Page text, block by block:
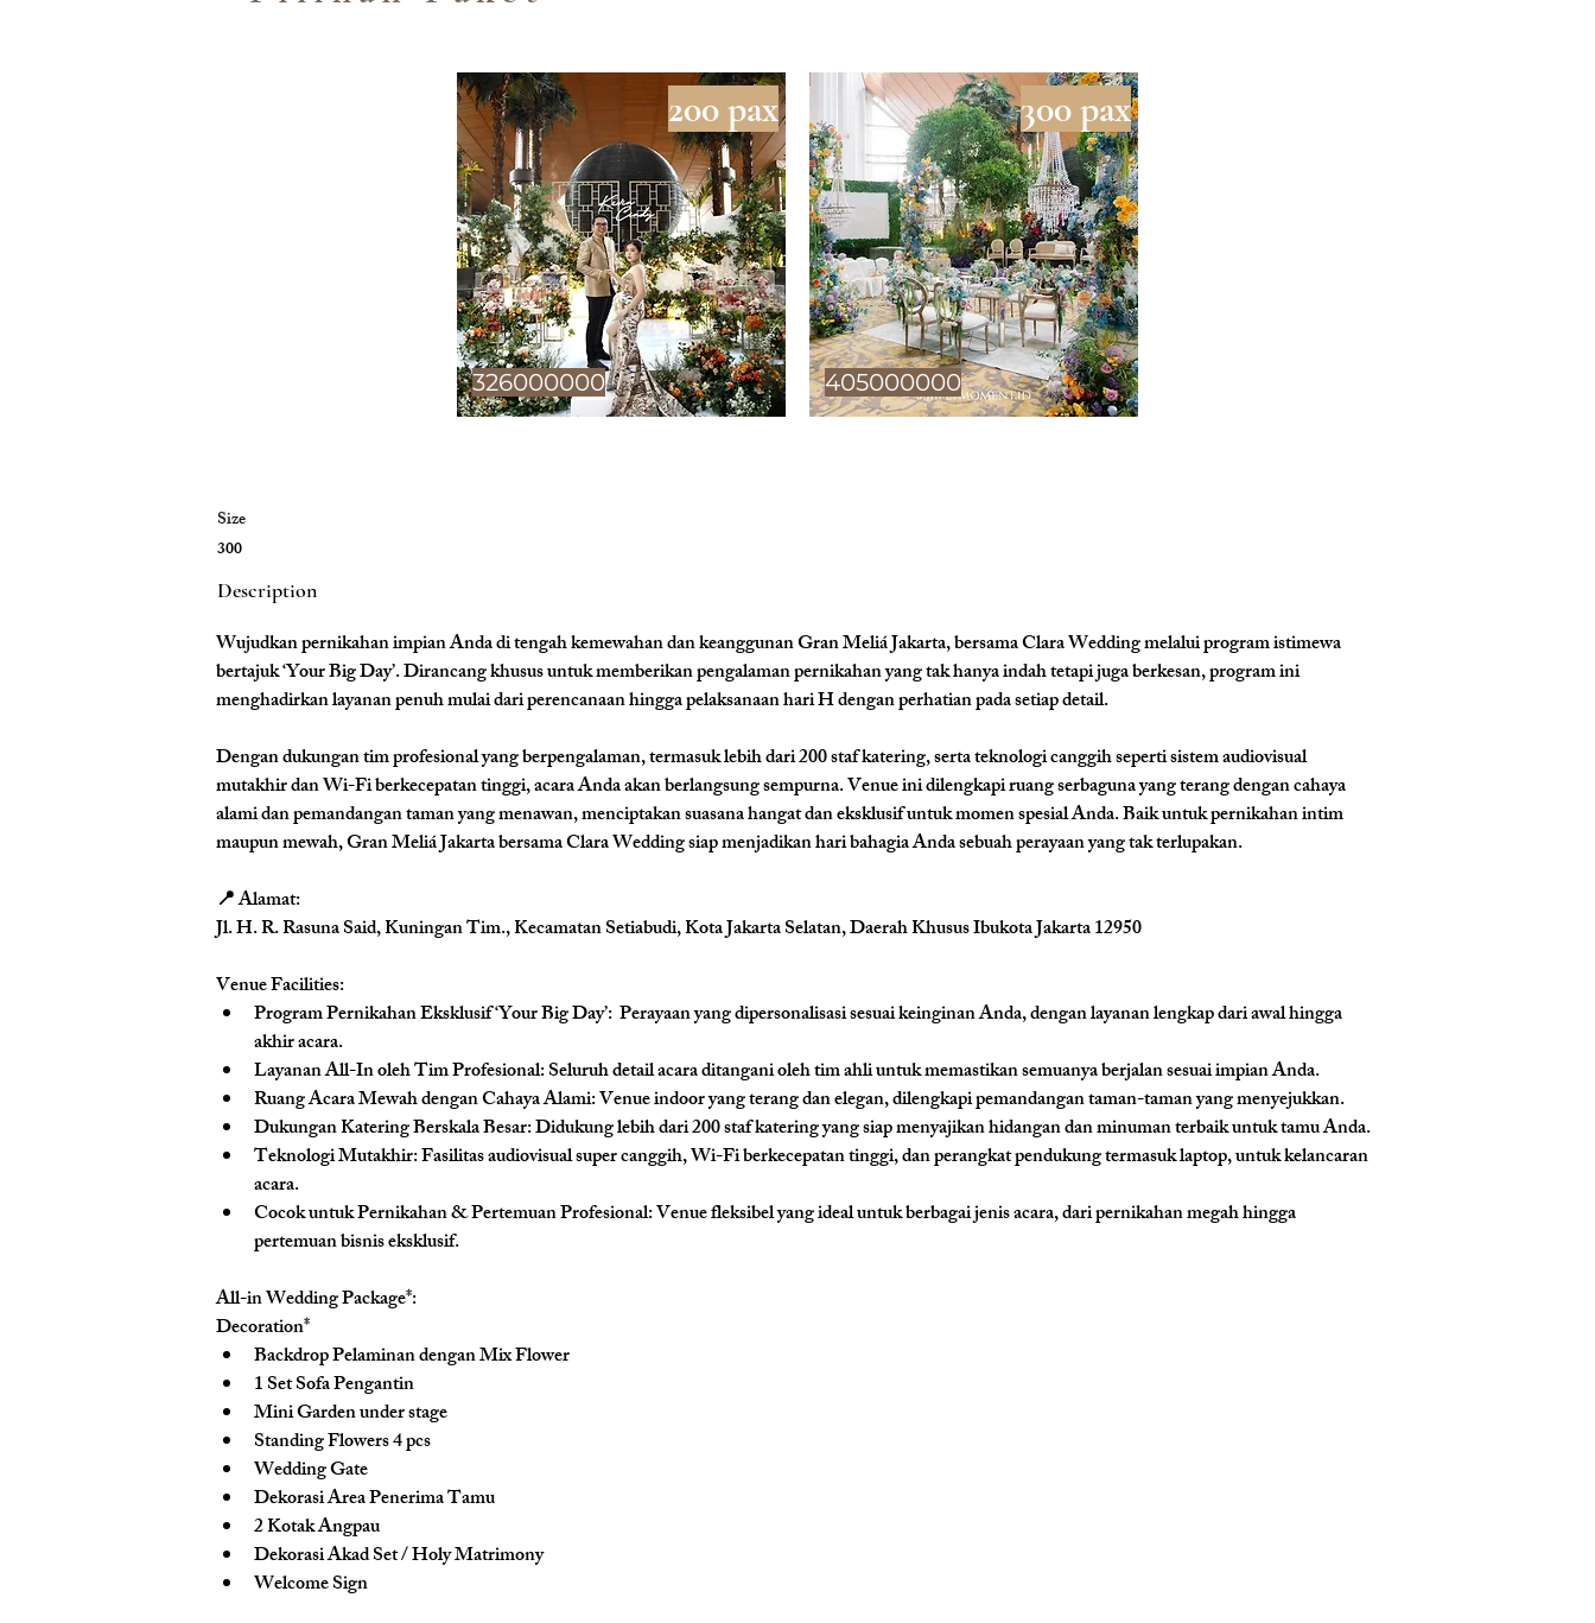
200 pax
326000000
300 pax
405000000
Size
300
Description
Wujudkan pernikahan impian Anda di tengah kemewahan dan keanggunan Gran Meliá Jakarta, bersama Clara Wedding melalui program istimewa
bertajuk ‘Your Big Day’. Dirancang khusus untuk memberikan pengalaman pernikahan yang tak hanya indah tetapi juga berkesan, program ini
menghadirkan layanan penuh mulai dari perencanaan hingga pelaksanaan hari H dengan perhatian pada setiap detail.
Dengan dukungan tim profesional yang berpengalaman, termasuk lebih dari 200 staf katering, serta teknologi canggih seperti sistem audiovisual
mutakhir dan Wi-Fi berkecepatan tinggi, acara Anda akan berlangsung sempurna. Venue ini dilengkapi ruang serbaguna yang terang dengan cahaya
alami dan pemandangan taman yang menawan, menciptakan suasana hangat dan eksklusif untuk momen spesial Anda. Baik untuk pernikahan intim
maupun mewah, Gran Meliá Jakarta bersama Clara Wedding siap menjadikan hari bahagia Anda sebuah perayaan yang tak terlupakan.
📍 Alamat:
Jl. H. R. Rasuna Said, Kuningan Tim., Kecamatan Setiabudi, Kota Jakarta Selatan, Daerah Khusus Ibukota Jakarta 12950
Venue Facilities:
Program Pernikahan Eksklusif ‘Your Big Day’: Perayaan yang dipersonalisasi sesuai keinginan Anda, dengan layanan lengkap dari awal hingga
akhir acara.
Layanan All-In oleh Tim Profesional: Seluruh detail acara ditangani oleh tim ahli untuk memastikan semuanya berjalan sesuai impian Anda.
Ruang Acara Mewah dengan Cahaya Alami: Venue indoor yang terang dan elegan, dilengkapi pemandangan taman-taman yang menyejukkan.
Dukungan Katering Berskala Besar: Didukung lebih dari 200 staf katering yang siap menyajikan hidangan dan minuman terbaik untuk tamu Anda.
Teknologi Mutakhir: Fasilitas audiovisual super canggih, Wi-Fi berkecepatan tinggi, dan perangkat pendukung termasuk laptop, untuk kelancaran
acara.
Cocok untuk Pernikahan & Pertemuan Profesional: Venue fleksibel yang ideal untuk berbagai jenis acara, dari pernikahan megah hingga
pertemuan bisnis eksklusif.
All-in Wedding Package*:
Decoration*
Backdrop Pelaminan dengan Mix Flower
1 Set Sofa Pengantin
Mini Garden under stage
Standing Flowers 4 pcs
Wedding Gate
Dekorasi Area Penerima Tamu
2 Kotak Angpau
Dekorasi Akad Set / Holy Matrimony
Welcome Sign